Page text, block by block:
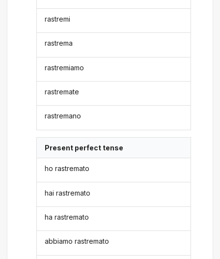
rastremi
rastrema
rastremiamo
rastremate
rastremano
Present perfect tense
ho rastremato
hai rastremato
ha rastremato
abbiamo rastremato